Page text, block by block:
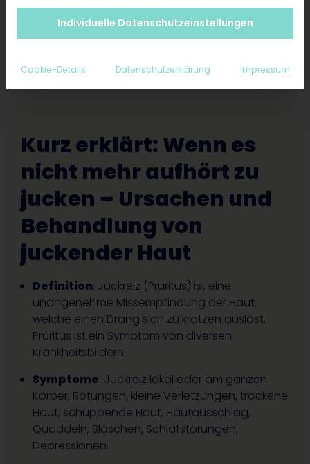
Erstattungsfähig für Privatpatienten
Kurz erklärt: Wenn es
nicht mehr aufhört zu
jucken – Ursachen und
Behandlung von
juckender Haut
Definition: Juckreiz (Pruritus) ist eine
unangenehme Missempfindung der Haut,
welche einen Drang sich zu kratzen auslöst.
Pruritus ist ein Symptom von diversen
Krankheitsbildern.
Symptome: Juckreiz lokal oder am ganzen
Körper, Rötungen, kleine Verletzungen, trockene
Haut, schuppende Haut, Hautausschlag,
Quaddeln, Bläschen, Schlafstörungen,
Depressionen.
Individuelle Datenschutzeinstellungen
Cookie-Details Datenschutzerklärung Impressum